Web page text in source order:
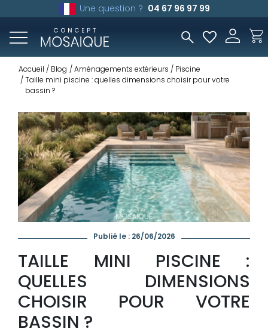
Une question ? 04 67 96 97 99
Accueil Blog Aménagements extérieurs
Piscine
Taille mini piscine : quelles dimensions choisir pour votre
bassin ?
Publié le : 26/06/2026
TAILLE MINI PISCINE :
QUELLES DIMENSIONS
CHOISIR POUR VOTRE
BASSIN ?